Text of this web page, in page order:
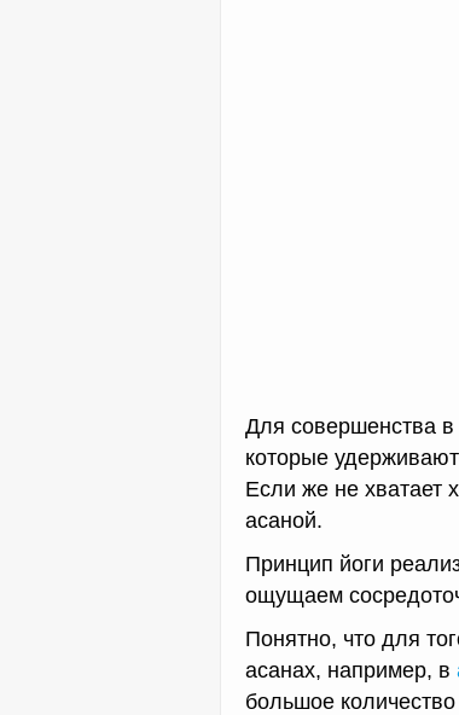
Для совершенства в
которые
Если же не хватает
асаной.
Принцип йоги
ощущаем
Понятно, что для
асанах, например, в
большое